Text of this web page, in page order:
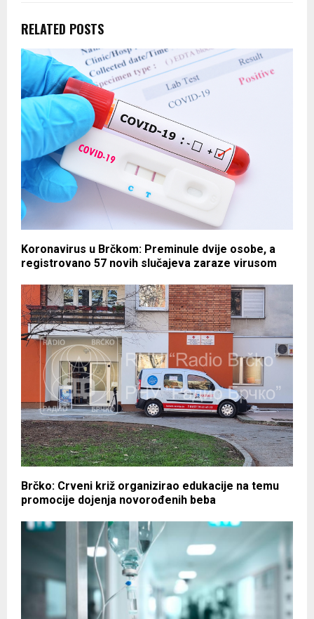
RELATED POSTS
Koronavirus u Brčkom: Preminule dvije osobe, a
registrovano 57 novih slučajeva zaraze virusom
Brčko: Crveni križ organizirao edukacije na temu
promocije dojenja novorođenih beba